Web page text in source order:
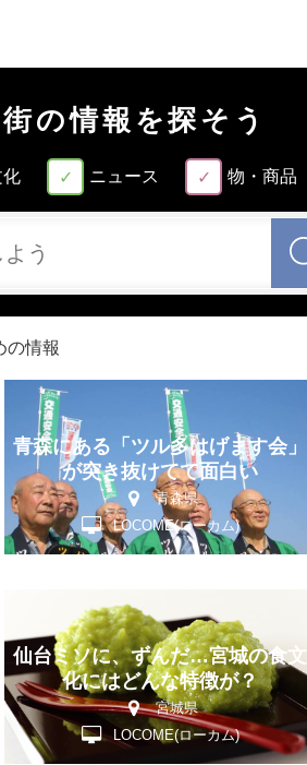
の情報を探そう
化 ニュース 物・商品
の情報
青森にある「ツル多はげます会」
が突き抜けてて面白い
青森県
LOCOME(ローカム)
仙台ミソに、ずんだ…宮城の食文
化にはどんな特徴が？
宮城県
LOCOME(ローカム)